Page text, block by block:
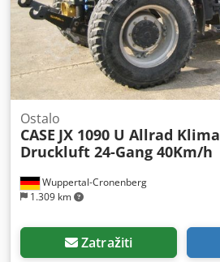
Wuppertal-Cronenberg
1.309 km
Ostalo
CASE JX 1090 U Allrad Klima
Druckluft 24-Gang 40Km/h
Zatražiti